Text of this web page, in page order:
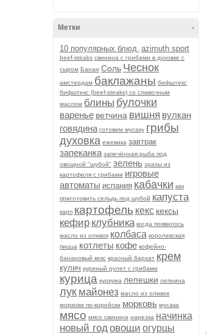
-
Метки
10 популярных блюд. azimuth sport
beef-stеаks cвинина с грибами в духовке с
сыром Банан Соль Чеснок
амстердам баклажаны бифштекс
бифштекс (beef-stеаks) со сливочным
маслом блины булочки
варенье ветчина вишня вулкан
говядина готовим мусаку грибы
духовка ежевика завтрак
запеканка запечённая рыба под
овощной "шубой" зелень зразы из
картофеля с грибами игровые
автоматы испания кабачки как
приготовить сельдь под шубой капуста
карп картофель кекс кексы
кефир клубника когда появилось
масло из оливок колбаса королевская
пицца котлеты кофе кофейно-
банановый кекс красный бархат крем
кулич куриный рулет с грибами
курица куркума лепешки лепнина
лук майонез масло из оливок
моркови по-корейски морковь мусака
мясо мясо свинина нарезка начинка
новый годовощи огурцы